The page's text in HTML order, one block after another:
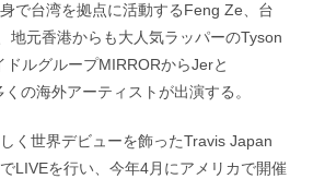
で台湾を拠点に活動するFeng Ze、台
地元香港からも大人気ラッパーのTyson
ドルグループMIRRORからJerと
の海外アーティストが出演する。
く世界デビューを飾ったTravis Japan
LIVEを行い、今年4月にアメリカで開催